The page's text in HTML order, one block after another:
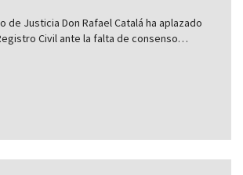
de Justicia Don Rafael Catalá ha aplazado
Civil ante la falta de consenso…